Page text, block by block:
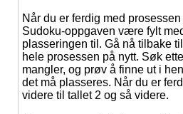
Når du er ferdig med prosessen
Sudoku-oppgaven være fylt
plasseringen til. Gå nå tilbake
hele prosessen på nytt. Søk
mangler, og prøv å finne ut i
det må plasseres. Når du er
videre til tallet 2 og så videre.